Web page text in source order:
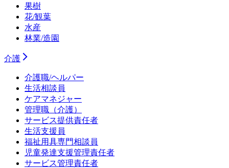
果樹
花/観葉
水産
林業/造園
介護
介護職/ヘルパー
生活相談員
ケアマネジャー
管理職（介護）
サービス提供責任者
生活支援員
福祉用具専門相談員
児童発達支援管理責任者
サービス管理責任者